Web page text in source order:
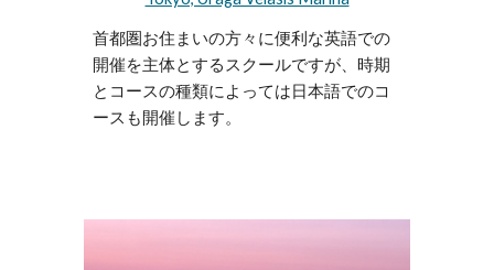
首都圏お住まいの方々に便利な英語での
開催を主体とするスクールですが、時期
とコースの種類によっては日本語でのコ
ースも開催します。